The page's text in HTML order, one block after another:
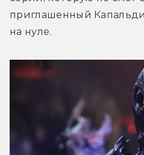
приглашенный
на нуле.